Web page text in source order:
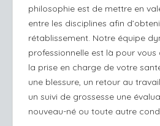
philosophie est de mettre en
entre les disciplines afin
rétablissement. Notre équipe
professionnelle est là pour
la prise en charge de votre
une blessure, un retour au
un suivi de grossesse une
nouveau-né ou toute autre